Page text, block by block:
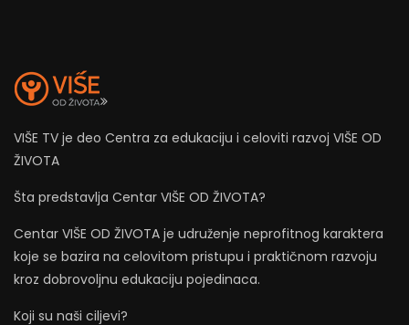
VIŠE TV je deo Centra za edukaciju i celoviti razvoj VIŠE OD
ŽIVOTA
Šta predstavlja Centar VIŠE OD ŽIVOTA?
Centar VIŠE OD ŽIVOTA je udruženje neprofitnog karaktera
koje se bazira na celovitom pristupu i praktičnom razvoju
kroz dobrovoljnu edukaciju pojedinaca.
Koji su naši ciljevi?